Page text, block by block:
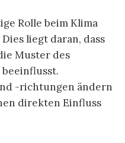
Rolle beim Klima
liegt daran, dass
Muster des
-richtungen ändern
direkten Einfluss